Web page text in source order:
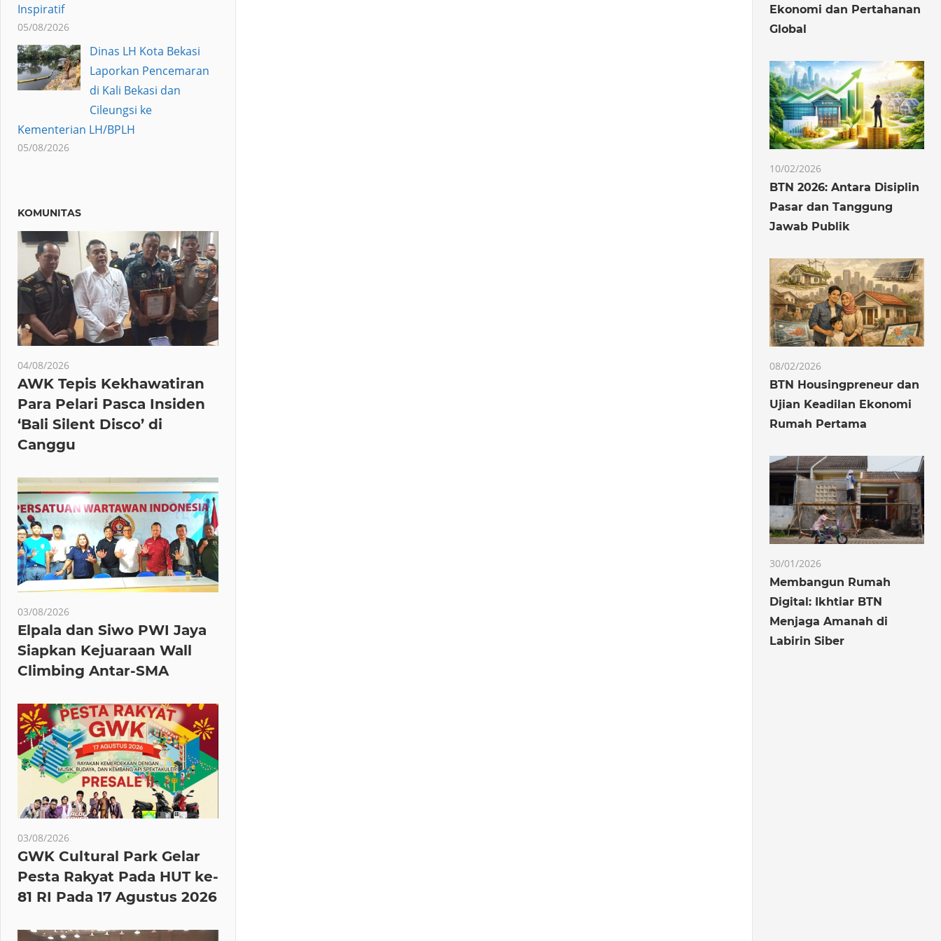
Inspiratif
05/08/2026
Dinas LH Kota Bekasi
Laporkan Pencemaran
di Kali Bekasi dan
Cileungsi ke
Kementerian LH/BPLH
05/08/2026
KOMUNITAS
04/08/2026
AWK Tepis Kekhawatiran
Para Pelari Pasca Insiden
‘Bali Silent Disco’ di
Canggu
03/08/2026
Elpala dan Siwo PWI Jaya
Siapkan Kejuaraan Wall
Climbing Antar-SMA
03/08/2026
GWK Cultural Park Gelar
Pesta Rakyat Pada HUT ke-
81 RI Pada 17 Agustus 2026
Ekonomi dan Pertahanan
Global
10/02/2026
BTN 2026: Antara Disiplin
Pasar dan Tanggung
Jawab Publik
08/02/2026
BTN Housingpreneur dan
Ujian Keadilan Ekonomi
Rumah Pertama
30/01/2026
Membangun Rumah
Digital: Ikhtiar BTN
Menjaga Amanah di
Labirin Siber